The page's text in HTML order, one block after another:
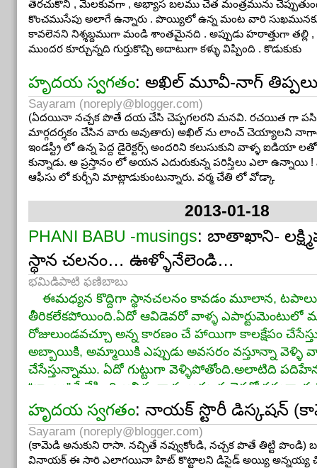
తెరచుకొని , మెలకువగా , అభ్యాస బలము చేత మంత్రమును
కొంచముసేపు అలాగే ఉన్నారు . పొయ్యిలో ఉన్న మంట వారి సుఖమునకు
కావలెనని నిశ్శబ్దముగా మండి శాంతమైనది . అప్పుడు హఠాత్తుగా తల్లి
ముందర కూర్చున్నది గుర్తుకొచ్చి అదాటుగా కళ్ళు విప్పింది . కొడుకుకు
హృదయ స్వగతం: అఖిల్ మూవీ-నాగ్
Sayaram (noreply@blogger.com)
(ఏదయినా నచ్చక పొతే దయ చేసి చెప్పగలరని మనవి. రచయిత గా
మార్గదర్శకం చేసిన వారు అవుతారు) అఖిల్ ను లాంచ్ చెయ్యాలని
ఇండస్ట్రీ లో ఉన్న పెద్ద డైరెక్టర్స్ అందరిని కలుసుకుని వాళ్ళ ఐడియా
కున్నాడు. అ ప్రస్తానం లో అయన ఎదురుకున్న పరిస్తిలు ఎలా
ఆఫీసు లో కుర్చీని మాట్లాడుకుంటున్నారు. వర్మ చేతి లో వోడ్కా
2013-01-18
PHANI BABU -musings: బాతాఖాని-
స్థాన చలనం… ఊళ్ళోనేలెండి…
భమిడిపాటి ఫణిబాబు
ఈమధ్యన కొద్దిగా స్థానచలనం కావడం మూలాన,
తీరికలేకపోయింది.ఏదో ఆవిడెవరో వాళ్ళ ఎపార్టుమెంటులో
రోజులుండవచ్చూ అన్న కారణం చే హాయిగా కాలక్షేపం
అబ్బాయికి, అమ్మాయికి ఎప్పుడు అవసరం వస్తూన్నా వెళ్ళి
చేసేస్తున్నాము. ఏదో గుట్టుగా వెళ్ళిపోతోంది.అలాటిది
“బాంబు” పేలేసింది ఆవిడ, వాళ్ళ ఆడబడుచెవరో
నెలలలో ఖాళీ చేయాలేమో అని కొద్దిగా“ఇషారా”
ఊరుకోడం ఎందుకూ అనుకుని, పిల్లల చెవిలో ఓ
ఛాన్సుకోసమే ఎదురుచూస్తూన్నట్టు, తనూ, కోడలూ ఓ
దానికేముందీ, ఇక్కడ పెట్టిన సామాన్లన్నీ అమ్మేసేయడమూ,
హృదయ స్వగతం: నాయక్ స్టొరీ డిస్కషన్
Sayaram (noreply@blogger.com)
(కామెడి అనుకుని రాసా. నచ్చితే నవ్వుకోండి, నచ్చక పొతే తిట్టి పొండి)
వినాయక్ ఈ సారి ఎలాగయినా హిట్ కొట్టాలని డిసైడ్ అయ్యి అన్నయ్య